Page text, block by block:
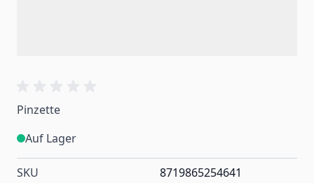
Pinzette
Auf Lager
SKU 8719865254641